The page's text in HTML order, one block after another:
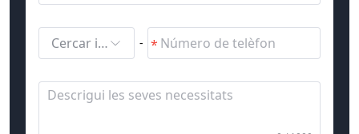
Cercar i seleccionar -